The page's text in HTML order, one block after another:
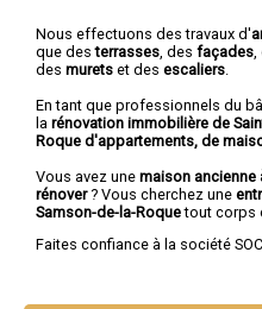
Nous effectuons des travaux d'
que desterrasses , des façades
des murets et des escaliers
En tant que professionnels du
la rénovation immobilière de
Roque d'appartements, de
Vous avez une maison ancienne
rénover? Vous cherchez une
Samson-de-la-Roquetout corps
Faites confiance à la société